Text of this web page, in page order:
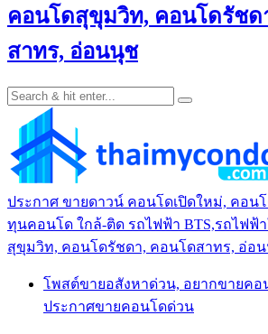
คอนโดสุขุมวิท, คอนโดรัชด
สาทร, อ่อนนุช
ประกาศ ขายดาวน์ คอนโดเปิดใหม่, คอน
ทุนคอนโด ใกล้-ติด รถไฟฟ้า BTS,รถไฟฟ้
สุขุมวิท, คอนโดรัชดา, คอนโดสาทร, อ่อ
โพสต์ขายอสังหาด่วน, อยากขายคอ
ประกาศขายคอนโดด่วน